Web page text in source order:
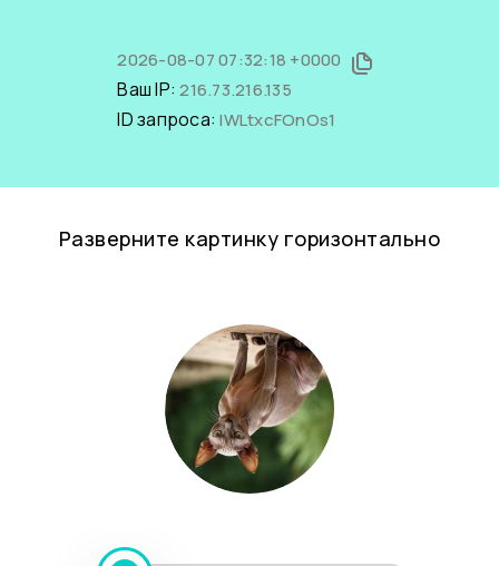
2026-08-07 07:32:18 +0000
Ваш IP:216.73.216.135
ID запроса:IWLtxcFOnOs1
Разверните картинку горизонтально